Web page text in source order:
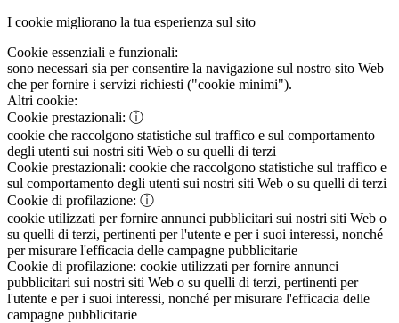
I cookie migliorano la tua esperienza sul sito
Cookie essenziali e funzionali:
sono necessari sia per consentire la navigazione sul nostro sito Web
che per fornire i servizi richiesti ("cookie minimi").
Altri cookie:
Cookie prestazionali: ⓘ
cookie che raccolgono statistiche sul traffico e sul comportamento
degli utenti sui nostri siti Web o su quelli di terzi
Cookie prestazionali: cookie che raccolgono statistiche sul traffico e
sul comportamento degli utenti sui nostri siti Web o su quelli di terzi
Cookie di profilazione: ⓘ
cookie utilizzati per fornire annunci pubblicitari sui nostri siti Web o
su quelli di terzi, pertinenti per l'utente e per i suoi interessi, nonché
per misurare l'efficacia delle campagne pubblicitarie
Cookie di profilazione: cookie utilizzati per fornire annunci
pubblicitari sui nostri siti Web o su quelli di terzi, pertinenti per
l'utente e per i suoi interessi, nonché per misurare l'efficacia delle
campagne pubblicitarie